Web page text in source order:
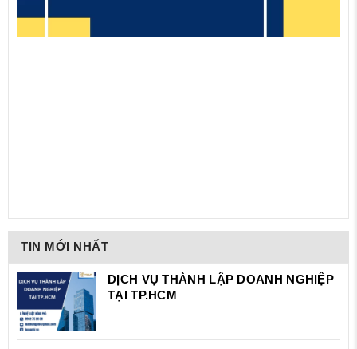
TIN MỚI NHẤT
DỊCH VỤ THÀNH LẬP DOANH NGHIỆP
TẠI TP.HCM